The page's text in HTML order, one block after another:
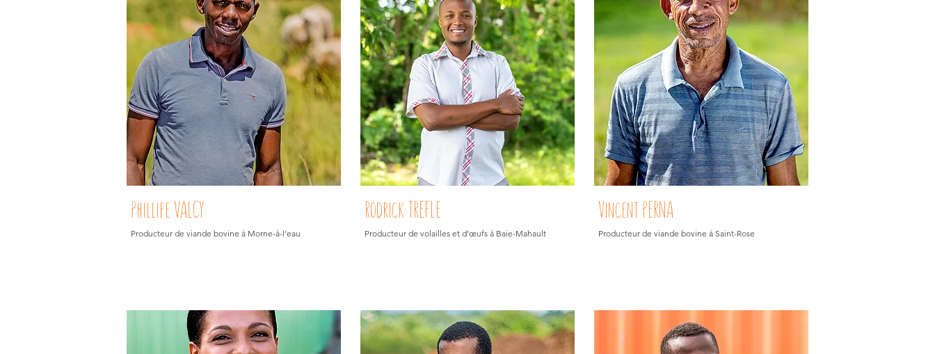
Phillipe VALCY
Producteur de viande bovine à Morne-à-l'eau
Rodrick TREFLE
Producteur de volailles et d’œufs à Baie-Mahault
Vincent PERNA
Producteur de viande bovine à Saint-Rose